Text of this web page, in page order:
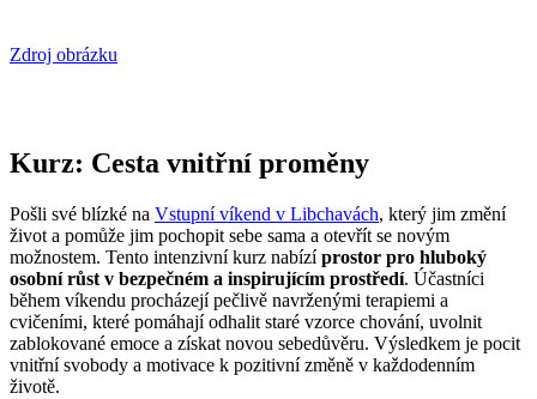
Zdroj obrázku
Kurz: Cesta vnitřní proměny
Pošli své blízké na Vstupní víkend v Libchavách, který jim změní
život a pomůže jim pochopit sebe sama a otevřít se novým
možnostem. Tento intenzivní kurz nabízíprostor pro hluboký
osobní růst v bezpečném a inspirujícím prostředí. Účastníci
během víkendu procházejí pečlivě navrženými terapiemi a
cvičeními, které pomáhají odhalit staré vzorce chování, uvolnit
zablokované emoce a získat novou sebedůvěru. Výsledkem je pocit
vnitřní svobody a motivace k pozitivní změně v každodenním
životě.